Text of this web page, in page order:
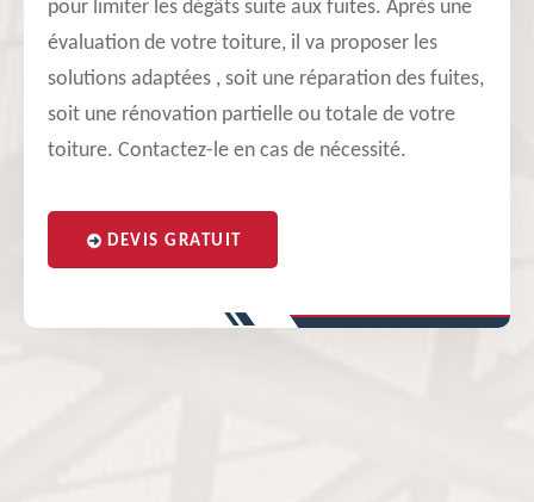
pour limiter les dégâts suite aux fuites. Après une
évaluation de votre toiture, il va proposer les
solutions adaptées , soit une réparation des fuites,
soit une rénovation partielle ou totale de votre
toiture. Contactez-le en cas de nécessité.
DEVIS GRATUIT